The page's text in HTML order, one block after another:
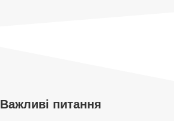
Важливі питання